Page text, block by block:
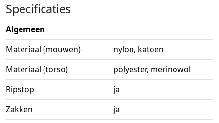
Specificaties
Algemeen
Materiaal (mouwen)
nylon, katoen
Materiaal (torso)
polyester, merinowol
Ripstop
ja
Zakken
ja